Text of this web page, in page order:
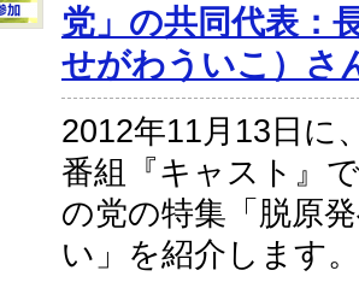
党」の共同代表：
せがわういこ）さ
2012年11月13日に
番組『キャスト』
の党の特集「脱原
い」を紹介します。